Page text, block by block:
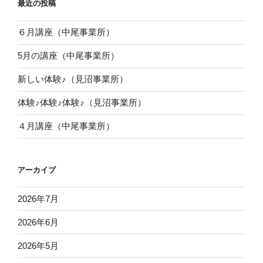
最近の投稿
６月講座（中尾事業所）
5月の講座（中尾事業所）
新しい体験♪（見沼事業所）
体験♪体験♪体験♪（見沼事業所）
４月講座（中尾事業所）
アーカイブ
2026年7月
2026年6月
2026年5月